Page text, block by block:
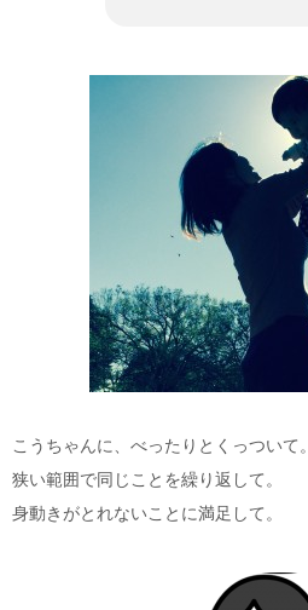
こうちゃんに、べったりとくっついて。
狭い範囲で同じことを繰り返して。
身動きがとれないことに満足して。